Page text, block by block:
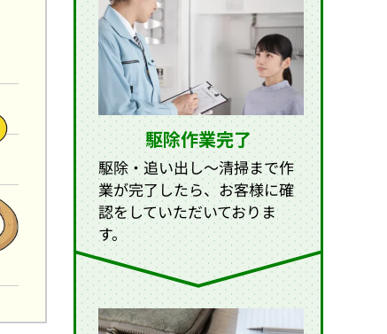
駆除作業完了
駆除・追い出し〜清掃まで作
業が完了したら、お客様に確
認をしていただいておりま
す。